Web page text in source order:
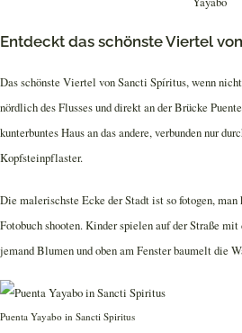
Entdeckt das schönste Viertel
Das schönste Viertel von Sancti Spíritus, wenn
nördlich des Flusses und direkt an der Brücke
kunterbuntes Haus an das andere, verbunden nur
Kopfsteinpflaster.
Die malerischste Ecke der Stadt ist so fotogen, man
Fotobuch shooten. Kinder spielen auf der Straße
jemand Blumen und oben am Fenster baumelt die
Puenta Yayabo in Sancti Spiritus